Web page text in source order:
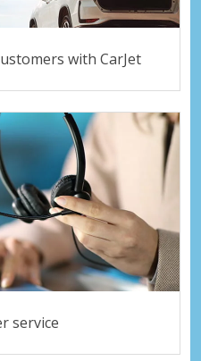
with CarJet
service